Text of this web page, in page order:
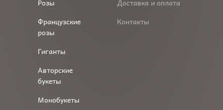
Розы
Французские
розы
Гиганты
Авторские
букеты
Монобукеты
Доставка и оплата
Контакты